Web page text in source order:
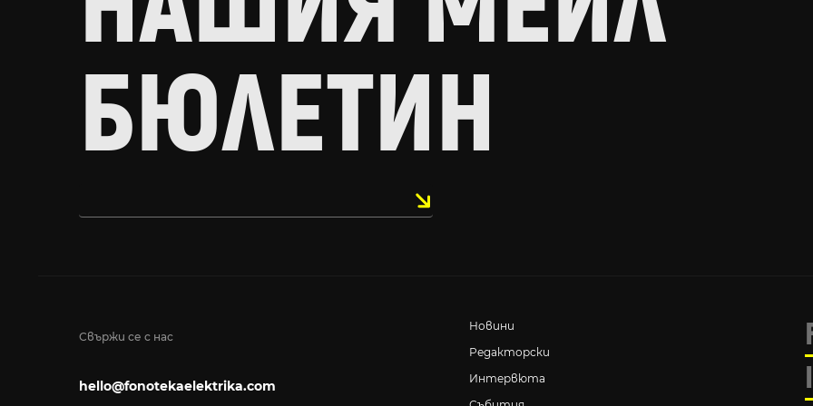
БЮЛЕТИН
Свържи се с нас
hello@fonotekaelektrika.com
Новини
Редакторски
Интервюта